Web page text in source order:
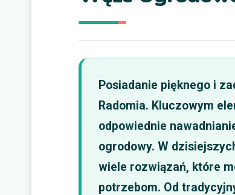
Posiadanie pięknego i
Radomia. Kluczowym
odpowiednie
ogrodowy. W
wiele rozwiązań, które
potrzebom. Od